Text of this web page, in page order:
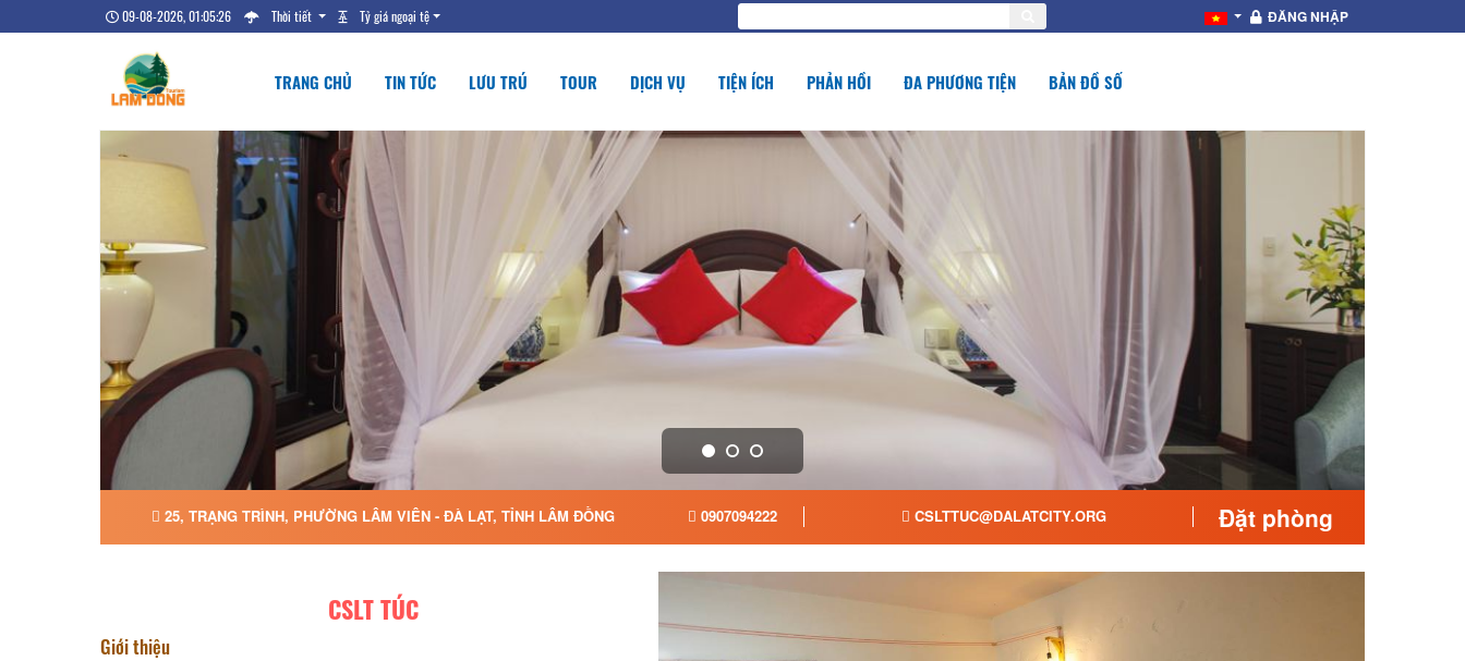
09-08-2026, 01:05:26 Thời tiết Tỷ giá ngoại tệ ĐĂNG NHẬP
TRANG CHỦ TIN TỨC LƯU TRÚ TOUR DỊCH VỤ TIỆN ÍCH PHẢN HỒI ĐA PHƯƠNG TIỆN BẢN ĐỒ SỐ
25, TRẠNG TRÌNH, PHƯỜNG LÂM VIÊN - ĐÀ LẠT, TỈNH LÂM ĐỒNG 0907094222 CSLTTUC@DALATCITY.ORG Đặt phòng
CSLT TÚC
Giới thiệu